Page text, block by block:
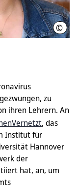
©
zu
ihren Lehrern. An
, das
Institut für
Hannover
der
hat, an, um